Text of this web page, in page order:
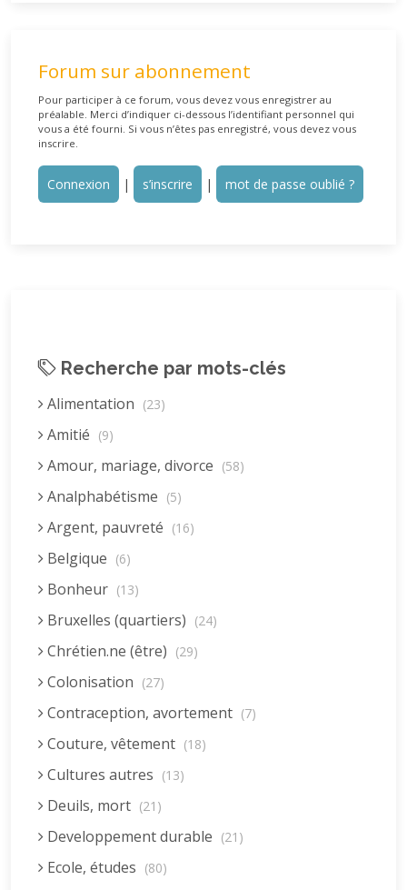
Forum sur abonnement
Pour participer à ce forum, vous devez vous enregistrer au
préalable. Merci d’indiquer ci-dessous l’identifiant personnel qui
vous a été fourni. Si vous n’êtes pas enregistré, vous devez vous
inscrire.
Connexion | s’inscrire | mot de passe oublié ?
Recherche par mots-clés
Alimentation (23)
Amitié (9)
Amour, mariage, divorce (58)
Analphabétisme (5)
Argent, pauvreté (16)
Belgique (6)
Bonheur (13)
Bruxelles (quartiers) (24)
Chrétien.ne (être) (29)
Colonisation (27)
Contraception, avortement (7)
Couture, vêtement (18)
Cultures autres (13)
Deuils, mort (21)
Developpement durable (21)
Ecole, études (80)